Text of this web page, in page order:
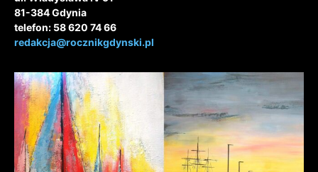
81-384 Gdynia
telefon: 58 620 74 66
redakcja@rocznikgdynski.pl